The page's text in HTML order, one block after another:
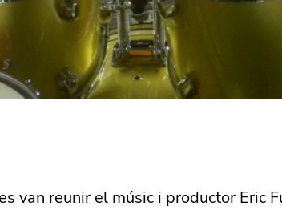
van reunir el músic i productor Eric